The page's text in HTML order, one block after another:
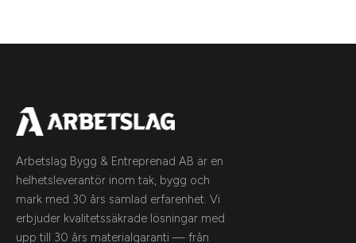
Arbetslag Bygg & Entreprenad AB är en
helhetsleverantör inom tak, bygg och
mark med 30 års samlad erfarenhet. Vi
erbjuder kvalitetssäkrade lösningar med
upp till 30 års materialgaranti — från